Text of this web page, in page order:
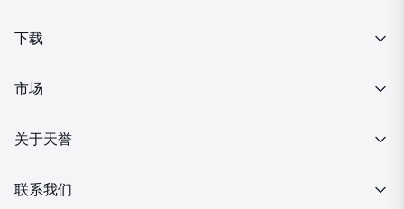
产品介绍
下载
MT4下载
市场
行情报价
关于天誉
关于我们
联系我们